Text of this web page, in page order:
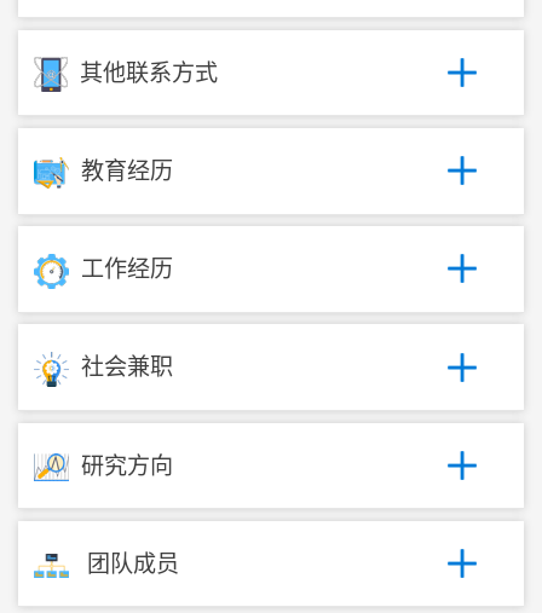
其他联系方式
教育经历
工作经历
社会兼职
研究方向
团队成员